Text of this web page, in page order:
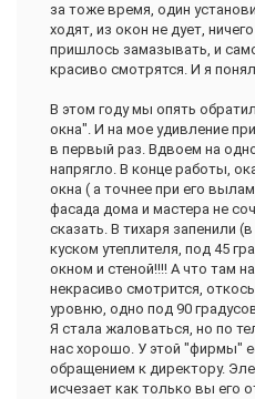
за тоже время, один
ходят, из окон не дует,
пришлось замазывать, и
красиво смотрятся. И я
В этом году мы опять
окна". И на мое удивление
в первый раз. Вдвоем на
напрягло. В конце работы,
окна ( а точнее при его
фасада дома и мастера не
сказать. В тихаря запенили
куском утеплителя, под 45
окном и стеной!!!! А что там
некрасиво смотрится,
уровню, одно под 90
Я стала жаловаться, но по
нас хорошо. У этой "фирмы"
обращением к директору.
исчезает как только вы его